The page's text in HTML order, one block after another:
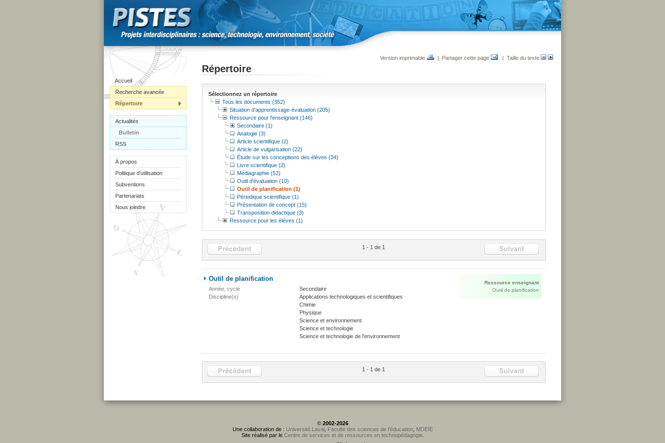
Accueil
Recherche avancée
Répertoire
Actualités
Bulletin
RSS
À propos
Politique d'utilisation
Subventions
Partenariats
Nous joindre
Version imprimable | Partager cette page | Taille du texte
Répertoire
Sélectionnez un répertoire
Tous les documents (352)
Situation d'apprentissage-évaluation (205)
Ressource pour l'enseignant (146)
Secondaire (1)
Analogie (3)
Article scientifique (2)
Article de vulgarisation (22)
Étude sur les conceptions des élèves (34)
Livre scientifique (2)
Médiagraphie (52)
Outil d'évaluation (10)
Outil de planification (1)
Périodique scientifique (1)
Présentation de concept (15)
Transposition didactique (3)
Ressource pour les élèves (1)
1 - 1 de 1
Outil de planification
Année, cycle
Secondaire
Discipline(s)
Applications technologiques et scientifiques
Chimie
Physique
Science et environnement
Science et technologie
Science et technologie de l'environnement
Ressource enseignant
Outil de planification
1 - 1 de 1
© 2002-2026
Une collaboration de : Université Laval, Faculté des sciences de l'éducation, MDEIE
Site réalisé par le Centre de services et de ressources en technopédagogie.